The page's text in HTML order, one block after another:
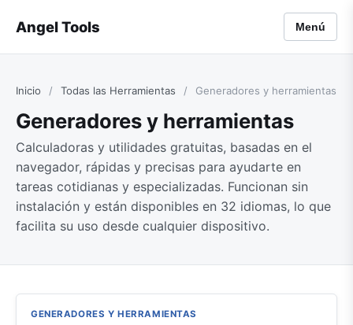
Angel Tools Menú
Inicio / Todas las Herramientas / Generadores y herramientas
Generadores y herramientas
Calculadoras y utilidades gratuitas, basadas en el
navegador, rápidas y precisas para ayudarte en
tareas cotidianas y especializadas. Funcionan sin
instalación y están disponibles en 32 idiomas, lo que
facilita su uso desde cualquier dispositivo.
GENERADORES Y HERRAMIENTAS